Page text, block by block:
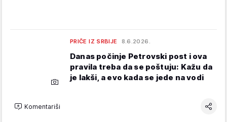
PRIČE IZ SRBIJE 8.6.2026.
Danas počinje Petrovski post i ova
pravila treba da se poštuju: Kažu da
je lakši, a evo kada se jede na vodi
Komentariši